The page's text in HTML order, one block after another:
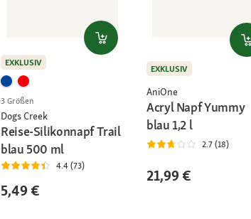
EXKLUSIV
3 Größen
Dogs Creek
Reise-Silikonnapf Trail
blau 500 ml
4.4 (73)
5,49 €
EXKLUSIV
AniOne
Acryl Napf Yummy
blau 1,2 l
2.7 (18)
21,99 €